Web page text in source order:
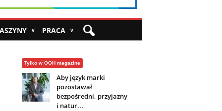
∨ PRACA ∨
Tylko w OOH magazine
Aby język marki
pozostawał
bezpośredni, przyjazny
i natur...